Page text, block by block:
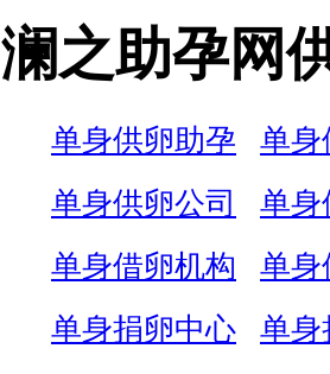
澜之助孕网
单身供卵助孕 单身
单身供卵公司
单身
单身借卵机构
单身
单身捐卵中心
单身